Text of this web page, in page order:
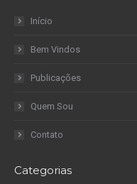
Início
Bem Vindos
Publicações
Quem Sou
Contato
Categorias